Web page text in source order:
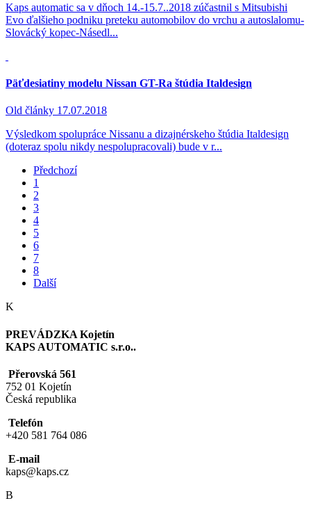
Kaps automatic sa v dňoch 14.-15.7..2018 zúčastnil s Mitsubishi
Evo ďalšieho podniku preteku automobilov do vrchu a autoslalomu-
Slovácký kopec-Násedl...
Päťdesiatiny modelu Nissan GT-Ra štúdia Italdesign
Old články 17.07.2018
Výsledkom spolupráce Nissanu a dizajnérskeho štúdia Italdesign
(doteraz spolu nikdy nespolupracovali) bude v r...
Předchozí
1
2
3
4
5
6
7
8
Další
K
PREVÁDZKA Kojetín
KAPS AUTOMATIC s.r.o..
Přerovská 561
752 01 Kojetín
Česká republika
Telefón
+420 581 764 086
E-mail
kaps@kaps.cz
B